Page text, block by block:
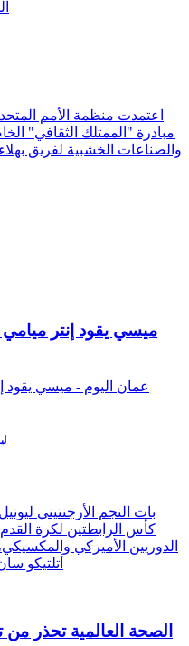
اعتمدت منظمة الأمم
مبادرة "الممتلك الثقافي"
والصناعات الخشبية لفريق
ميسي يقود إنتر
بات النجم الأرجنتيني
كأس الرابطتين لكرة
الدوريين الأميركي
أتلتيكو سان لويس
الصحة العالمية تحذر